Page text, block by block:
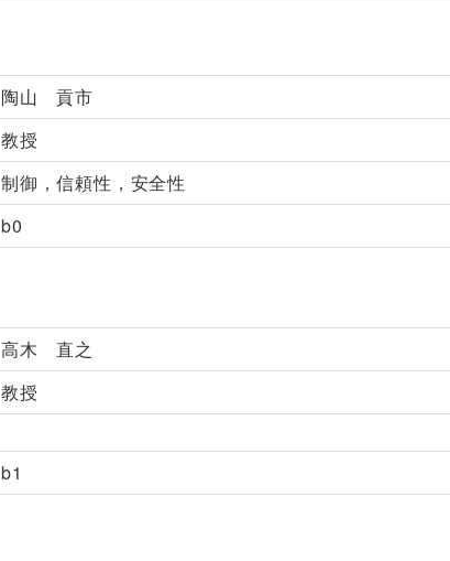
陶山 貢市
教授
制御，信頼性，安全性
b0
高木 直之
教授
b1